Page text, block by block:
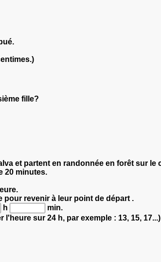
fille?
et partent en randonnée en forêt sur le
20 minutes.
pour revenir à leur point de départ .
h
min.
l'heure sur 24 h, par exemple : 13, 15, 17...)